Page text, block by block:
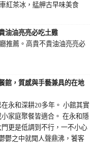
紅茶冰，艋舺古早味美食
油油亮亮必吃土雞
推薦。高貴不貴油油亮亮必
館，質感與手藝兼具的在地
永和深耕20多年。 小館其實
家庭聚餐皆適合。 在永和隱
更是低調到不行，一不小心
鬱之中就聞人聲鼎沸，饕客